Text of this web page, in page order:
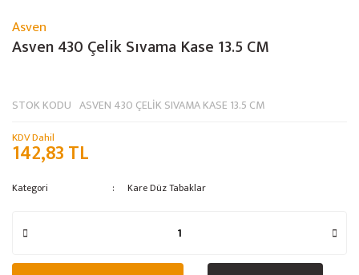
Asven
Asven 430 Çelik Sıvama Kase 13.5 CM
STOK KODU ASVEN 430 ÇELİK SIVAMA KASE 13.5 CM
KDV Dahil
142,83 TL
Kategori Kare Düz Tabaklar